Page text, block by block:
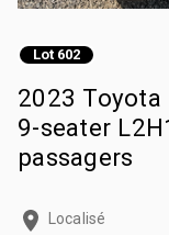
Lot 602
2023 Toyota
9-seater
passagers
Localisé